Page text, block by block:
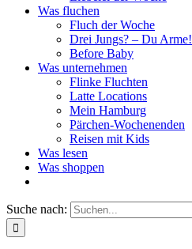
Was fluchen
Fluch der Woche
Drei Jungs? – Du Arme!
Before Baby
Was unternehmen
Flinke Fluchten
Latte Locations
Mein Hamburg
Pärchen-Wochenenden
Reisen mit Kids
Was lesen
Was shoppen
Suche nach: